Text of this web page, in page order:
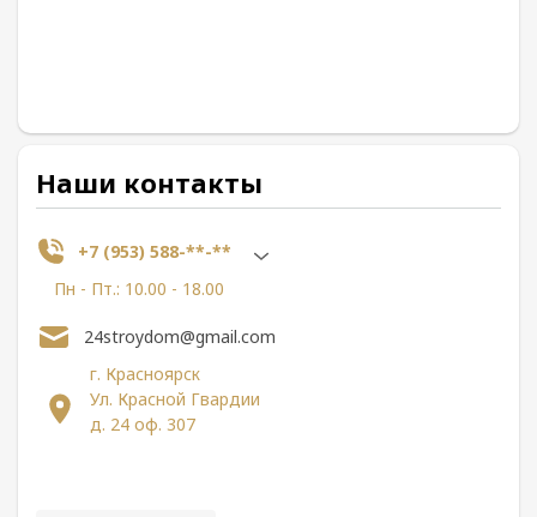
Наши контакты
+7 (953) 588-**-**
Пн - Пт.: 10.00 - 18.00
г. Красноярск
Ул. Красной Гвардии
д. 24 оф. 307
24stroydom@gmail.com